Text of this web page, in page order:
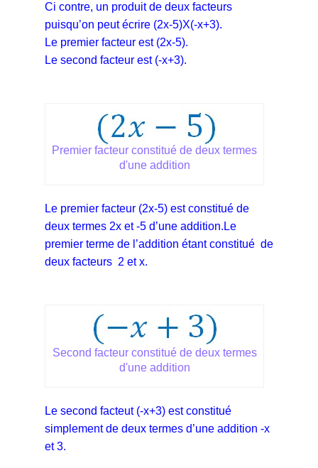
Ci contre, un produit de deux facteurs
puisqu’on peut écrire (2x-5)X(-x+3).
Le premier facteur est (2x-5).
Le second facteur est (-x+3).
Premier facteur constitué de deux termes
d'une addition
Le premier facteur (2x-5) est constitué de
deux termes 2x et -5 d’une addition.Le
premier terme de l’addition étant constitué de
deux facteurs 2 et x.
Second facteur constitué de deux termes
d'une addition
Le second facteut (-x+3) est constitué
simplement de deux termes d’une addition -x
et 3.